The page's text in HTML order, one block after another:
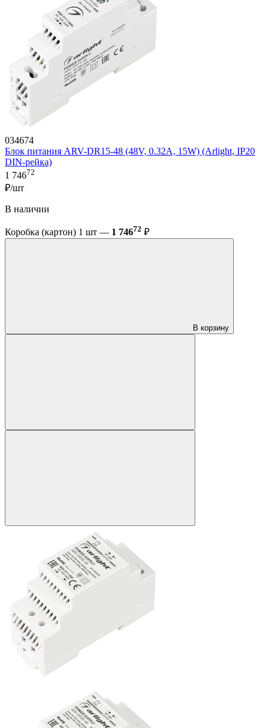
034674
Блок питания ARV-DR15-48 (48V, 0.32A, 15W) (Arlight, IP20
DIN-рейка)
1 74672
₽/шт
В наличии
Коробка (картон) 1 шт — 1 74672 ₽
В корзину